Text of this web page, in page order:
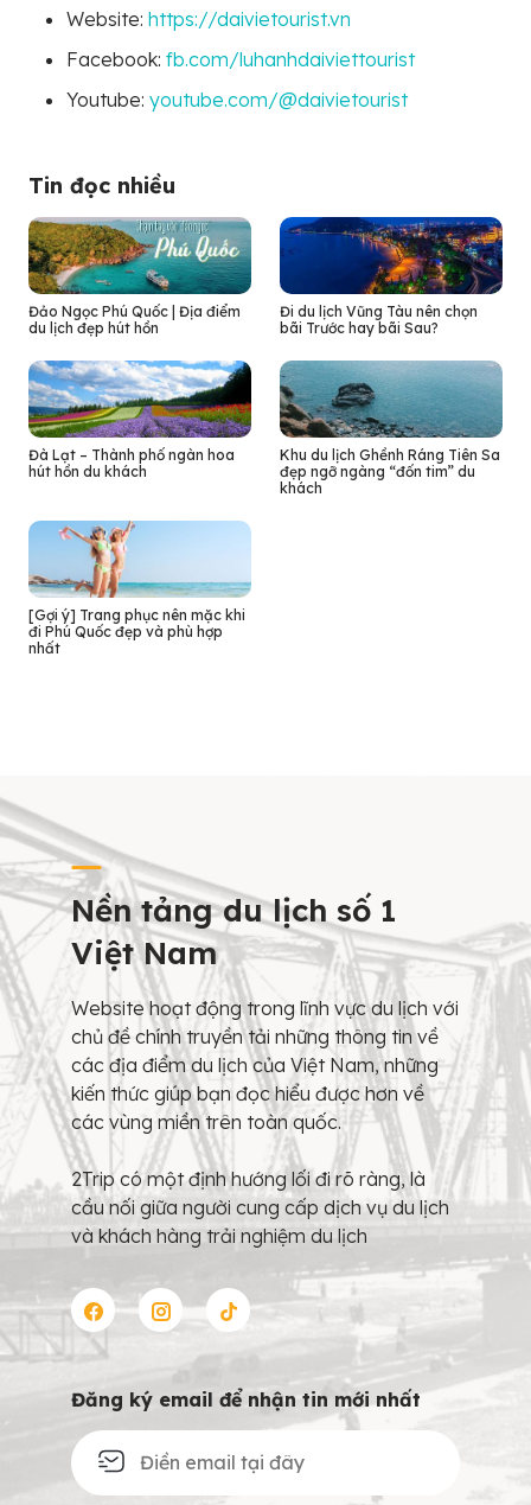
Website: https://daivietourist.vn
Facebook: fb.com/luhanhdaiviettourist
Youtube: youtube.com/@daivietourist
Tin đọc nhiều
Đảo Ngọc Phú Quốc | Địa điểm
du lịch đẹp hút hồn
Đi du lịch Vũng Tàu nên chọn
bãi Trước hay bãi Sau?
Đà Lạt – Thành phố ngàn hoa
hút hồn du khách
Khu du lịch Ghềnh Ráng Tiên Sa
đẹp ngỡ ngàng “đốn tim” du
khách
[Gợi ý] Trang phục nên mặc khi
đi Phú Quốc đẹp và phù hợp
nhất
Nền tảng du lịch số 1
Việt Nam
Website hoạt động trong lĩnh vực du lịch với
chủ đề chính truyền tải những thông tin về
các địa điểm du lịch của Việt Nam, những
kiến thức giúp bạn đọc hiểu được hơn về
các vùng miền trên toàn quốc.
2Trip có một định hướng lối đi rõ ràng, là
cầu nối giữa người cung cấp dịch vụ du lịch
và khách hàng trải nghiệm du lịch
Đăng ký email để nhận tin mới nhất